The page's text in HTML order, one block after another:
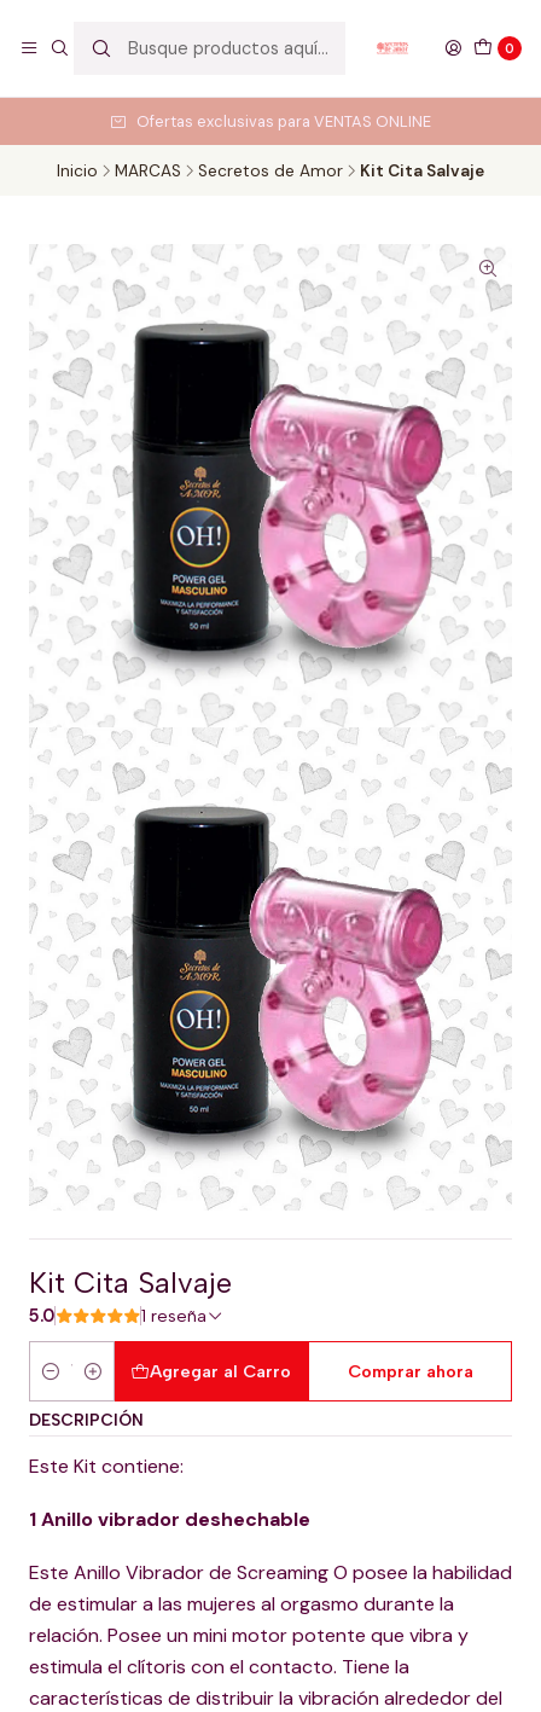
0
Ofertas exclusivas para VENTAS ONLINE
Inicio MARCAS Secretos de Amor Kit Cita Salvaje
Kit Cita Salvaje
5.0 1 reseña
Cantidad
Agregar al Carro Comprar ahora
DESCRIPCIÓN
Este Kit contiene:
1 Anillo vibrador deshechable
Este Anillo Vibrador de Screaming O posee la habilidad
de estimular a las mujeres al orgasmo durante la
relación. Posee un mini motor potente que vibra y
estimula el clítoris con el contacto. Tiene la
características de distribuir la vibración alrededor del